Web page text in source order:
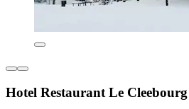
Hotel Restaurant Le Cleebourg